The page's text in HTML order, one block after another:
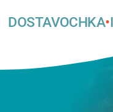
DOSTAVOCHKA•